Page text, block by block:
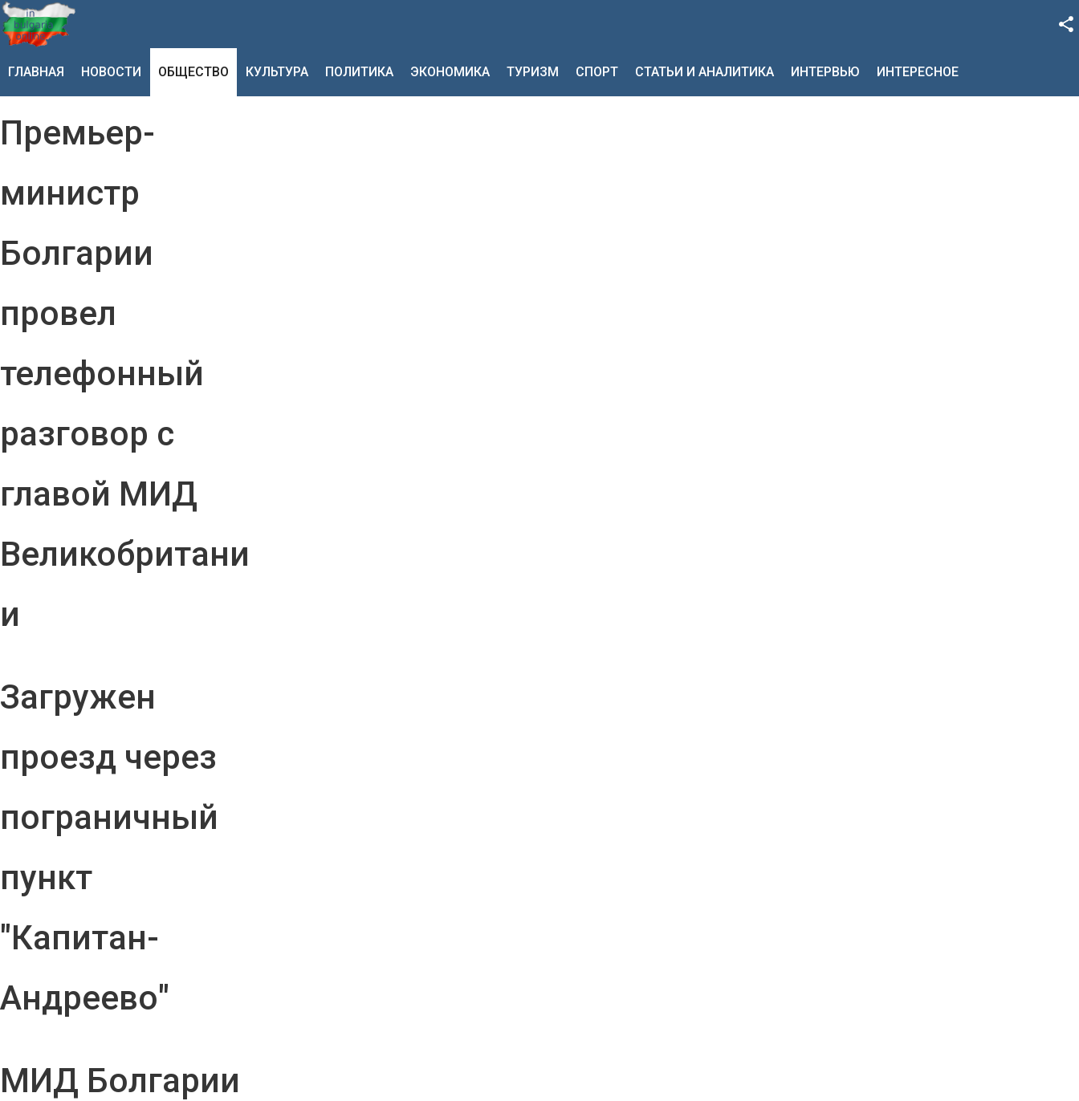
Google+
ГЛАВНАЯ НОВОСТИ ОБЩЕСТВО КУЛЬТУРА ПОЛИТИКА ЭКОНОМИКА ТУРИЗМ СПОРТ СТАТЬИ И АНАЛИТИКА ИНТЕРВЬЮ ИНТЕРЕСНОЕ
Премьер-
министр
Болгарии
провел
телефонный
разговор с
главой МИД
Великобритани
и
Загружен
проезд через
пограничный
пункт
"Капитан-
Андреево"
МИД Болгарии